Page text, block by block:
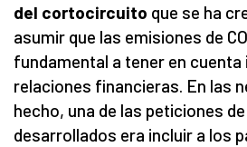
del cortocircuito que se ha
asumir que las emisiones de
fundamental a tener en cuenta
relaciones financieras. En las
hecho, una de las peticiones
desarrollados era incluir a los